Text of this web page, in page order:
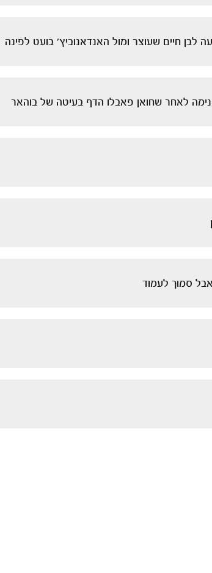
חיים שעוצר ומול האנדאנוביץ' בועט לפינה
לאחר שחואן פאבלו הדף בעיטה של בוהאר
סמוך לעמוד